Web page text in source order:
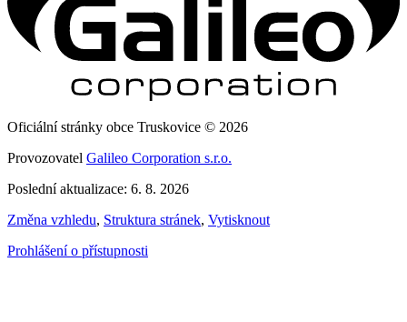
Oficiální stránky obce Truskovice © 2026
Provozovatel Galileo Corporation s.r.o.
Poslední aktualizace: 6. 8. 2026
Změna vzhledu, Struktura stránek, Vytisknout
Prohlášení o přístupnosti